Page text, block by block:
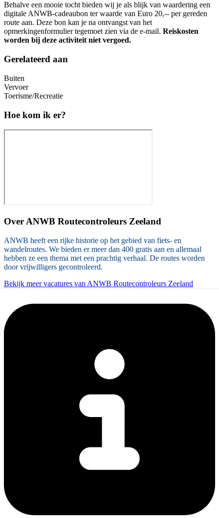
Behalve een mooie tocht bieden wij je als blijk van waardering een
digitale ANWB-cadeaubon ter waarde van Euro 20,-- per gereden
route aan. Deze bon kan je na ontvangst van het
opmerkingenformulier tegemoet zien via de e-mail. Reiskosten
worden bij deze activiteit niet vergoed.
Gerelateerd aan
Buiten
Vervoer
Toerisme/Recreatie
Hoe kom ik er?
Over ANWB Routecontroleurs Zeeland
ANWB heeft een rijke historie op het gebied van fiets- en
wandelroutes. We bieden er meer dan 400 gratis aan en allemaal
hebben ze een thema met een prachtig verhaal. De routes worden
door vrijwilligers gecontroleerd.
Bekijk meer vacatures van ANWB Routecontroleurs Zeeland